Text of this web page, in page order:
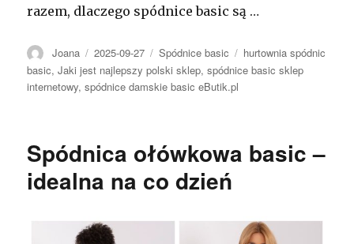
razem, dlaczego spódnice basic są …
Autor
Joana Opublikowano
2025-09-27 Kategorie
Spódnice basic Tagi
hurtownia spódnic
basic,Jaki jest najlepszy polski sklep,spódnice basic sklep
internetowy,spódnice damskie basic eButik.pl
Spódnica ołówkowa basic –
idealna na co dzień